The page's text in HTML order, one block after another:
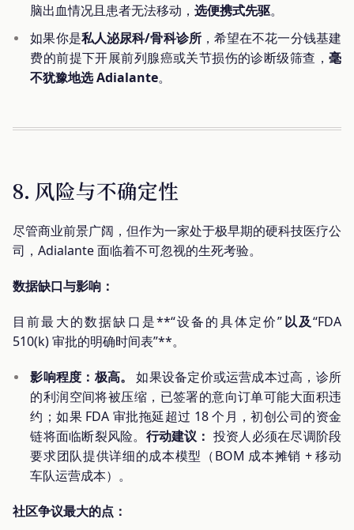
脑出血情况且患者无法移动，选便携式先驱。
如果你是私人泌尿科/骨科诊所，希望在不花一分钱基建
费的前提下开展前列腺癌或关节损伤的诊断级筛查， 毫
不犹豫地选 Adialante。
8. 风险与不确定性
尽管商业前景广阔，但作为一家处于极早期的硬科技医疗公
司，Adialante 面临着不可忽视的生死考验。
数据缺口与影响：
目前最大的数据缺口是**“设备的具体定价”以及“FDA
510(k) 审批的明确时间表”**。
影响程度：极高。
如果设备定价或运营成本过高，诊所
的利润空间将被压缩，已签署的意向订单可能大面积违
约；如果 FDA 审批拖延超过 18 个月，初创公司的资金
链将面临断裂风险。 行动建议： 投资人必须在尽调阶段
要求团队提供详细的成本模型（BOM 成本摊销 + 移动
车队运营成本）。
社区争议最大的点：